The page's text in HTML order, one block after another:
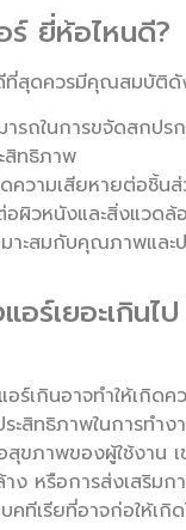
ร์ ยี่ห้อไหนดี?
ที่สุดควรมีคุณสมบัติดั
รถในการขจัดสกปรก
สิทธิภาพ
ดความเสียหายต่อชิ้น
ผิวหนังและสิ่งแวดล้
มาะสมกับคุณภาพแล
อร์เยอะเกินไป
อร์เกินอาจทำให้เกิด
ะสิทธิภาพในการทำง
สุขภาพของผู้ใช้งาน
ง หรือการส่งเสริมก
คทีเรียที่อาจก่อให้เกิ